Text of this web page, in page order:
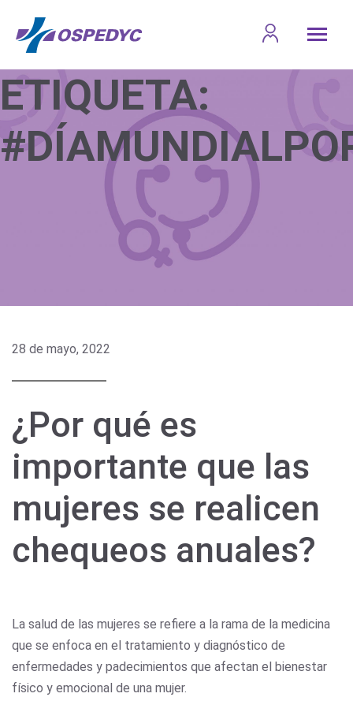
ETIQUETA:
28 de mayo, 2022
¿Por qué es
importante que las
mujeres se realicen
chequeos anuales?
La salud de las mujeres se refiere a la rama de la medicina
que se enfoca en el tratamiento y diagnóstico de
enfermedades y padecimientos que afectan el bienestar
físico y emocional de una mujer.